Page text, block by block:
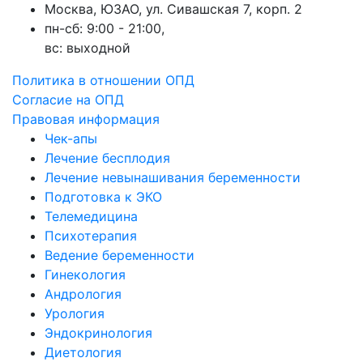
Москва, ЮЗАО, ул. Сивашская 7, корп. 2
пн-сб: 9:00 - 21:00,
вc: выходной
Политика в отношении ОПД
Согласие на ОПД
Правовая информация
Чек-апы
Лечение бесплодия
Лечение невынашивания беременности
Подготовка к ЭКО
Телемедицина
Психотерапия
Ведение беременности
Гинекология
Андрология
Урология
Эндокринология
Диетология